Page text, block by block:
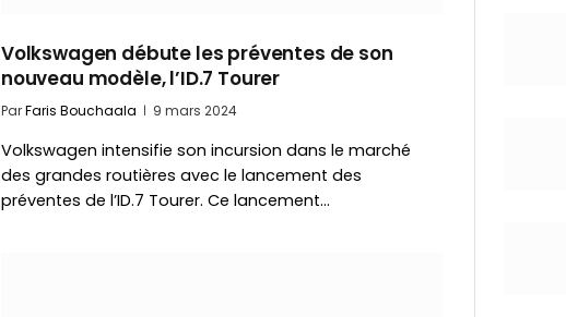
Volkswagen débute les préventes de son
nouveau modèle, l’ID.7 Tourer
ParFaris Bouchaala 9 mars 2024
Volkswagen intensifie son incursion dans le marché
des grandes routières avec le lancement des
préventes de l’ID.7 Tourer. Ce lancement…